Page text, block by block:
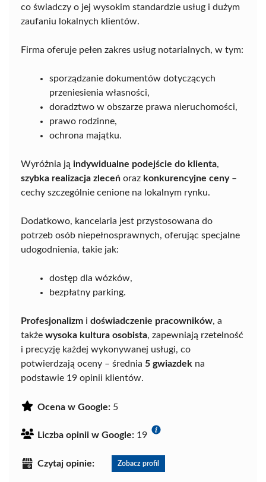
co świadczy o jej wysokim standardzie usług i dużym
zaufaniu lokalnych klientów.
Firma oferuje pełen zakres usług notarialnych, w tym:
sporządzanie dokumentów dotyczących
przeniesienia własności,
doradztwo w obszarze prawa nieruchomości,
prawo rodzinne,
ochrona majątku.
Wyróżnia ją indywidualne podejście do klienta,
szybka realizacja zleceń oraz konkurencyjne ceny–
cechy szczególnie cenione na lokalnym rynku.
Dodatkowo, kancelaria jest przystosowana do
potrzeb osób niepełnosprawnych, oferując specjalne
udogodnienia, takie jak:
dostęp dla wózków,
bezpłatny parking.
Profesjonalizm i doświadczenie pracowników, a
także wysoka kultura osobista, zapewniają rzetelność
i precyzję każdej wykonywanej usługi, co
potwierdzają oceny – średnia 5 gwiazdek na
podstawie 19 opinii klientów.
Ocena w Google: 5
Liczba opinii w Google: 19
Czytaj opinie: Zobacz profil